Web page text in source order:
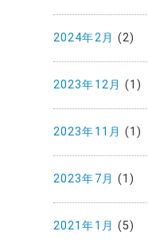
2024年2月 (2)
2023年12月 (1)
2023年11月 (1)
2023年7月 (1)
2021年1月 (5)